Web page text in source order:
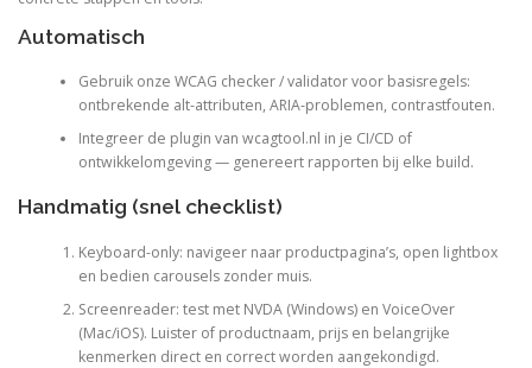
Automatisch
Gebruik onze WCAG checker / validator voor basisregels:
ontbrekende alt-attributen, ARIA-problemen, contrastfouten.
Integreer de plugin van wcagtool.nl in je CI/CD of
ontwikkelomgeving — genereert rapporten bij elke build.
Handmatig (snel checklist)
Keyboard-only: navigeer naar productpagina’s, open lightbox
en bedien carousels zonder muis.
Screenreader: test met NVDA (Windows) en VoiceOver
(Mac/iOS). Luister of productnaam, prijs en belangrijke
kenmerken direct en correct worden aangekondigd.